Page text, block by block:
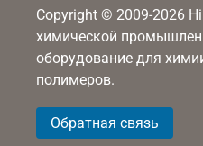
Copyright © 2009-2026
химической
оборудование для
полимеров.
Обратная связь